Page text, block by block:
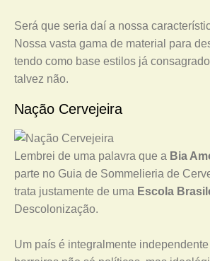
Será que seria daí a nossa
Nossa vasta gama de material para
tendo como base estilos já
talvez não.
Nação Cervejeira
Lembrei de uma palavra que a Bia
parte no Guia de Sommelieria de
trata justamente de uma Escola
Descolonização.
Um país é integralmente